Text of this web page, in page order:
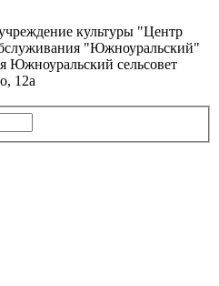
культуры "Центр
"Южноуральский"
Южноуральский сельсовет
12а